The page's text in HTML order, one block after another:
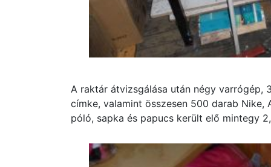
A raktár átvizsgálása után négy varrógép,
címke, valamint összesen 500 darab
póló, sapka és papucs került elő mintegy